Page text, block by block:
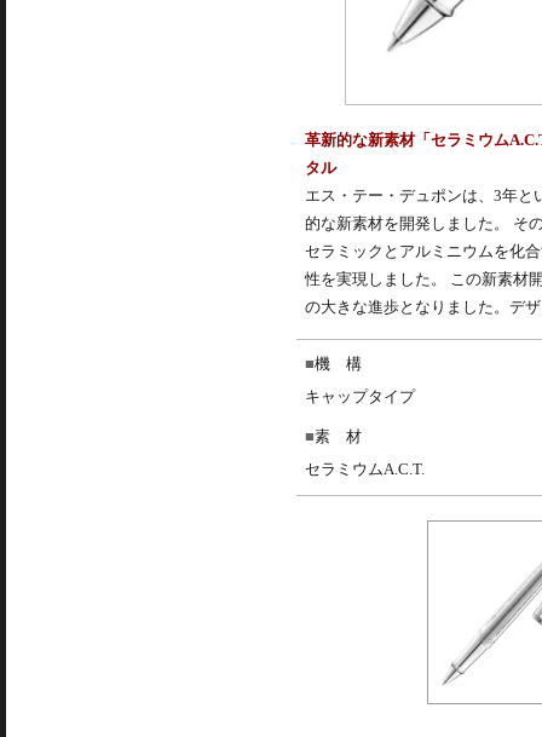
革新的な新素材「セラミウム
タル
エス・テー・デュポンは、3年
的な新素材を開発しました。 そ
セラミックとアルミニウムを化
性を実現しました。 この新素材
の大きな進歩となりました。デ
機 構
キャップタイプ
素 材
セラミウムA.C.T.